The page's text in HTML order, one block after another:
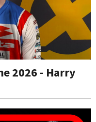
2026 - Harry